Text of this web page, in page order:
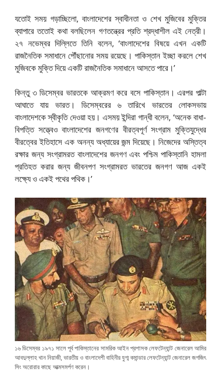
যতোই সময় গড়াচ্ছিলো, বাংলাদেশের স্বাধীনতা ও শেখ মুজিবের মুক্তির
ব্যাপারে ততোই কথা বলছিলেন গণতন্ত্রের প্রতি শ্রদ্ধাশীল এই নেত্রী।
২৭ নভেম্বর দিল্লিতে তিনি বলেন, ‘বাংলাদেশের বিষয়ে এখন একটি
রাজনৈতিক সমাধানে পৌঁছানোর সময় রয়েছে। পাকিস্তান ইচ্ছা করলে শেখ
মুজিবকে মুক্তি দিয়ে একটি রাজনৈতিক সমাধানে আসতে পারে।’
কিন্তু ৩ ডিসেম্বর ভারতকে আক্রমণ করে বসে পাকিস্তান। এরপর পাল্টা
আঘাতে যায় ভারত। ডিসেম্বরের ৬ তারিখে ভারতের লোকসভায়
বাংলাদেশকে স্বীকৃতি দেওয়া হয়। এসময় ইন্দিরা গান্ধী বলেন, ‘অনেক বাধা-
বিপত্তি সত্ত্বেও বাংলাদেশের জনগণের বীরত্বপূর্ণ সংগ্রাম মুক্তিযুদ্ধের
বীরত্বের ইতিহাসে এক অনন্য অধ্যায়ের জন্ম দিয়েছে। নিজেদের অস্তিত্ব
রক্ষার জন্য সংগ্রামরত বাংলাদেশের জনগণ এবং পশ্চিম পাকিস্তানি হামলা
প্রতিহত করার জন্য জীবনপণ সংগ্রামরত ভারতের জনগণ আজ একই
লক্ষ্যে ও একই পথের পথিক।’
১৬ ডিসেম্বর ১৯৭১ সালে পূর্ব পাকিস্তানের সামরিক আইন প্রশাসক লেফটেন্যান্ট জেনারেল আমির
আবদুল্লাহ খান নিয়াজী, ভারতীয় ও বাংলাদেশী বাহিনীর যুগ্ম কমান্ডার লেফটেন্যান্ট জেনারেল জগজিৎ
সিং অরোরার কাছে আত্মসমর্পণ করেন।